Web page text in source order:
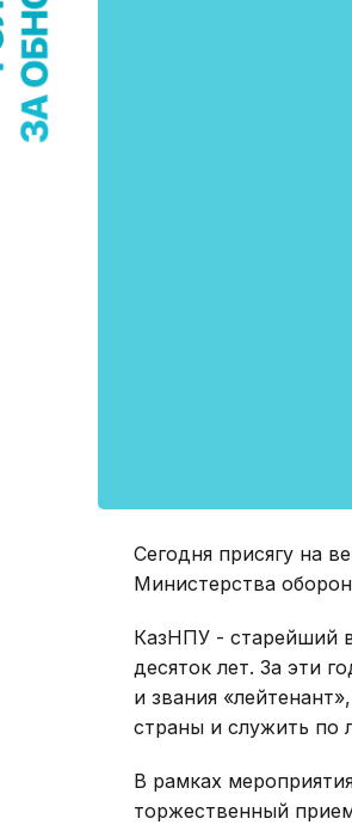
Сегодня присягу на
Министерства
КазНПУ - старейший
десяток лет. За эти
и звания
страны и служить по
В рамках
торжественный